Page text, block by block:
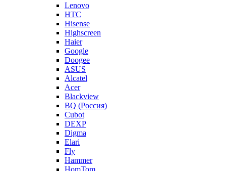
Lenovo
HTC
Hisense
Highscreen
Haier
Google
Doogee
ASUS
Alcatel
Acer
Blackview
BQ (Россия)
Cubot
DEXP
Digma
Elari
Fly
Hammer
HomTom